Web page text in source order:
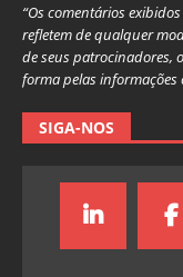
“Os comentários
refletem de qualquer
de seus patrocinadores,
forma pelas informações
SIGA-NOS